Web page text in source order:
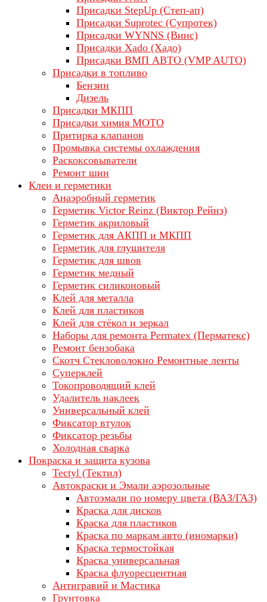
Присадки StepUp (Степ-ап)
Присадки Suprotec (Супротек)
Присадки WYNNS (Винс)
Присадки Xado (Хадо)
Присадки ВМП АВТО (VMP AUTO)
Присадки в топливо
Бензин
Дизель
Присадки МКПП
Присадки химия МОТО
Притирка клапанов
Промывка системы охлаждения
Раскоксовыватели
Ремонт шин
Клеи и герметики
Анаэробный герметик
Герметик Victor Reinz (Виктор Рейнз)
Герметик акриловый
Герметик для АКПП и МКПП
Герметик для глушителя
Герметик для швов
Герметик медный
Герметик силиконовый
Клей для металла
Клей для пластиков
Клей для стёкол и зеркал
Наборы для ремонта Permatex (Перматекс)
Ремонт бензобака
Скотч Стекловолокно Ремонтные ленты
Суперклей
Токопроводящий клей
Удалитель наклеек
Универсальный клей
Фиксатор втулок
Фиксатор резьбы
Холодная сварка
Покраска и защита кузова
Tectyl (Тектил)
Автокраски и Эмали аэрозольные
Автоэмали по номеру цвета (ВАЗ/ГАЗ)
Краска для дисков
Краска для пластиков
Краска по маркам авто (иномарки)
Краска термостойкая
Краска универсальная
Краска флуоресцентная
Антигравий и Мастика
Грунтовка